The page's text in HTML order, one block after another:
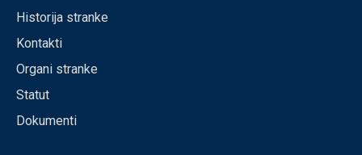
Historija stranke
Kontakti
Organi stranke
Statut
Dokumenti